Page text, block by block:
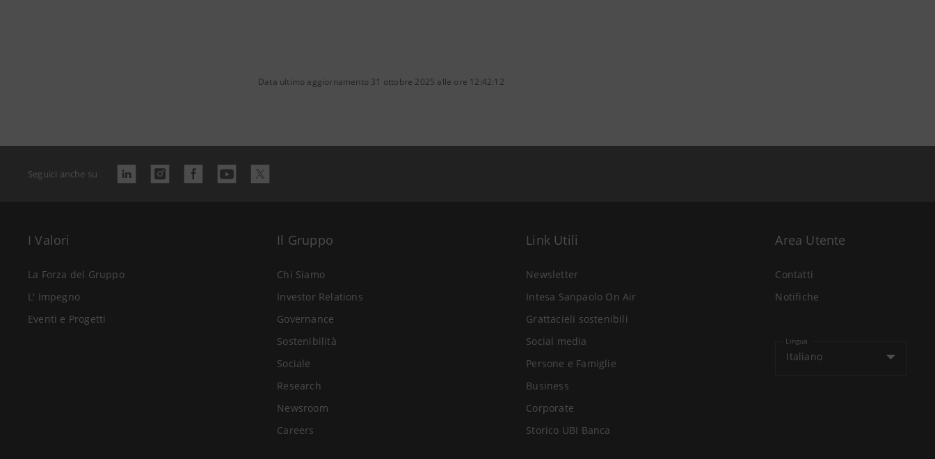
Data ultimo aggiornamento 31 ottobre 2025 alle ore 12:42:12
Seguici anche su
I Valori
La Forza del Gruppo
L' Impegno
Eventi e Progetti
Il Gruppo
Chi Siamo
Investor Relations
Governance
Sostenibilità
Sociale
Research
Newsroom
Careers
Link Utili
Newsletter
Intesa Sanpaolo On Air
Grattacieli sostenibili
Social media
Persone e Famiglie
Business
Corporate
Storico UBI Banca
Area Utente
Contatti
Notifiche
Lingua
Italiano